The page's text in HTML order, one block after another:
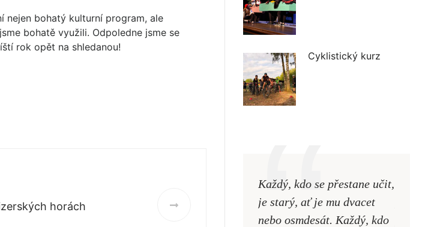
nejen bohatý kulturní program, ale
bohatě využili. Odpoledne jsme se
rok opět na shledanou!
horách
Cyklistický kurz
Každý, kdo se přestane učit,
je starý, ať je mu dvacet
nebo osmdesát. Každý, kdo